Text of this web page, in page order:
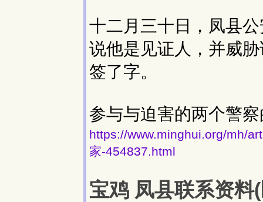
十二月三十日，凤县
说他是见证人，并威
签了字。
参与与迫害的两个警
https://www.minghui.org/mh/
家-454837.html
宝鸡 凤县联系资料